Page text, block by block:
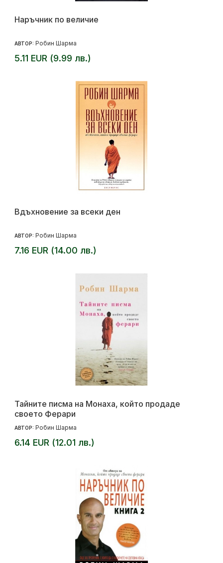
Наръчник по величие
АВТОР: Робин Шарма
5.11 EUR (9.99 лв.)
Вдъхновение за всеки ден
АВТОР: Робин Шарма
7.16 EUR (14.00 лв.)
Тайните писма на Монаха, който продаде
своето Ферари
АВТОР: Робин Шарма
6.14 EUR (12.01 лв.)